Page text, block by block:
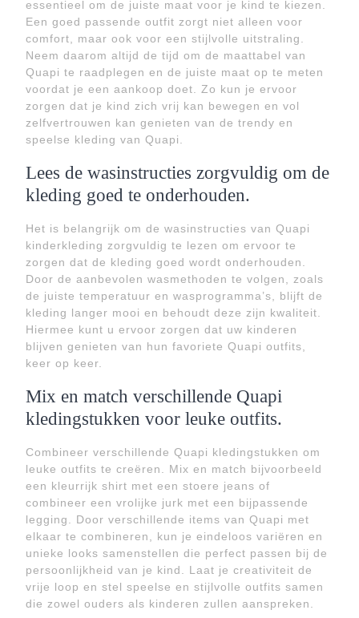
essentieel om de juiste maat voor je kind te kiezen.
Een goed passende outfit zorgt niet alleen voor
comfort, maar ook voor een stijlvolle uitstraling.
Neem daarom altijd de tijd om de maattabel van
Quapi te raadplegen en de juiste maat op te meten
voordat je een aankoop doet. Zo kun je ervoor
zorgen dat je kind zich vrij kan bewegen en vol
zelfvertrouwen kan genieten van de trendy en
speelse kleding van Quapi.
Lees de wasinstructies zorgvuldig om de
kleding goed te onderhouden.
Het is belangrijk om de wasinstructies van Quapi
kinderkleding zorgvuldig te lezen om ervoor te
zorgen dat de kleding goed wordt onderhouden.
Door de aanbevolen wasmethoden te volgen, zoals
de juiste temperatuur en wasprogramma’s, blijft de
kleding langer mooi en behoudt deze zijn kwaliteit.
Hiermee kunt u ervoor zorgen dat uw kinderen
blijven genieten van hun favoriete Quapi outfits,
keer op keer.
Mix en match verschillende Quapi
kledingstukken voor leuke outfits.
Combineer verschillende Quapi kledingstukken om
leuke outfits te creëren. Mix en match bijvoorbeeld
een kleurrijk shirt met een stoere jeans of
combineer een vrolijke jurk met een bijpassende
legging. Door verschillende items van Quapi met
elkaar te combineren, kun je eindeloos variëren en
unieke looks samenstellen die perfect passen bij de
persoonlijkheid van je kind. Laat je creativiteit de
vrije loop en stel speelse en stijlvolle outfits samen
die zowel ouders als kinderen zullen aanspreken.